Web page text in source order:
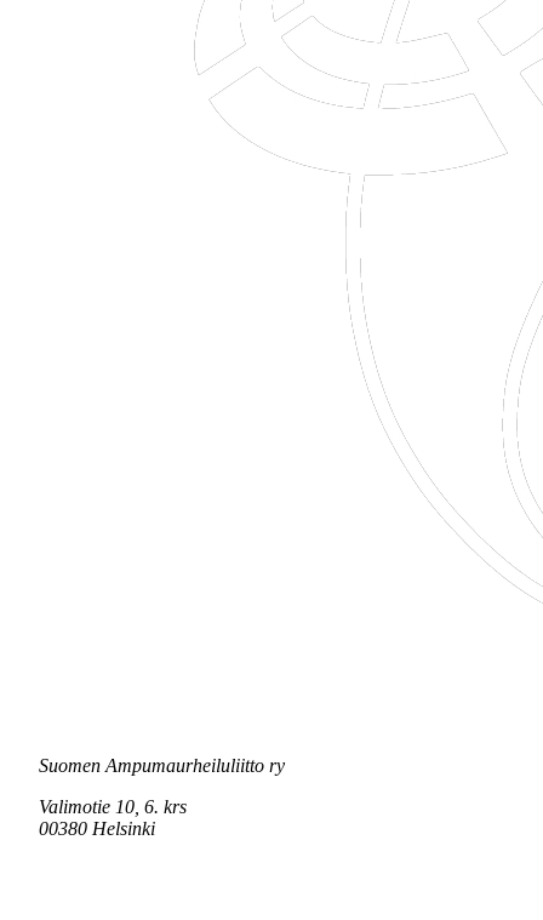
Suomen Ampumaurheiluliitto ry
Valimotie 10, 6. krs
00380 Helsinki